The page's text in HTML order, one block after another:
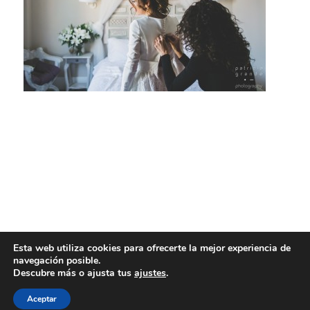
Esta web utiliza cookies para ofrecerte la mejor experiencia de
navegación posible.
Descubre más o ajusta tus ajustes.
Aceptar